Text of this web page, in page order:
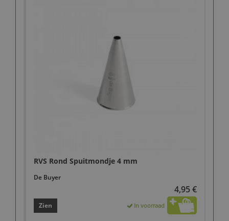
RVS Rond Spuitmondje 4 mm
De Buyer
4,95 €
Zien In voorraad